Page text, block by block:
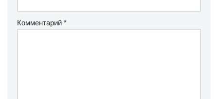
Комментарий *